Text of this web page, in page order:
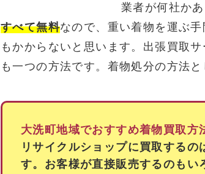
業者が何社か
すべて無料なので、重い着物を運ぶ
もかからないと思います。出張買取
も一つの方法です。着物処分の方法
大洗町地域でおすすめ着物買取方
リサイクルショップに買取する
す。お客様が直接販売するのも